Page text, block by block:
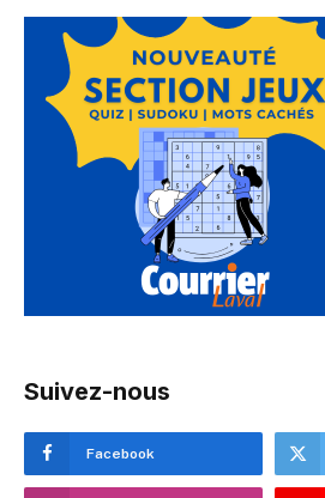
Suivez-nous
Facebook